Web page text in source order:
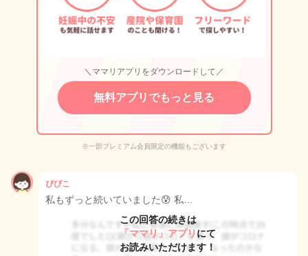
＼ママリアプリをダウンロードして／
無料アプリでもっと見る
※一部プレミアム会員限定の機能もございます
ぴぴこ
私もずっと続いていました😰 私…
この回答の続きは
「ママリ」アプリ にて
お読みいただけます！